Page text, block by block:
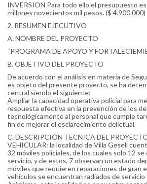
INVERSION Para todo ello el presupuesto
millones novecientos mil pesos. ($ 4.900.000)
2. RESUMEN EJECUTIVO
A. NOMBRE DEL PROYECTO
“PROGRAMA DE APOYO Y
B. OBJETIVO DEL PROYECTO
De acuerdo con el análisis en materia de
es objeto del presente proyecto, se ha
central siendo el siguiente:
Ampliar la capacidad operativa policial para
respuesta efectiva en la prevención de los
tecnológicamente al personal que cumple
fin de mejorar el esclarecimiento delictual.
C. DESCRIPCIÓN TECNICA DEL
VEHICULAR: la localidad de Villa Gesell
32 móviles policiales, de los cuales solo 12
servicio, y de estos, 7 observan un estado
móviles que requieren reparaciones de gran
vehículos se encuentran radiados de